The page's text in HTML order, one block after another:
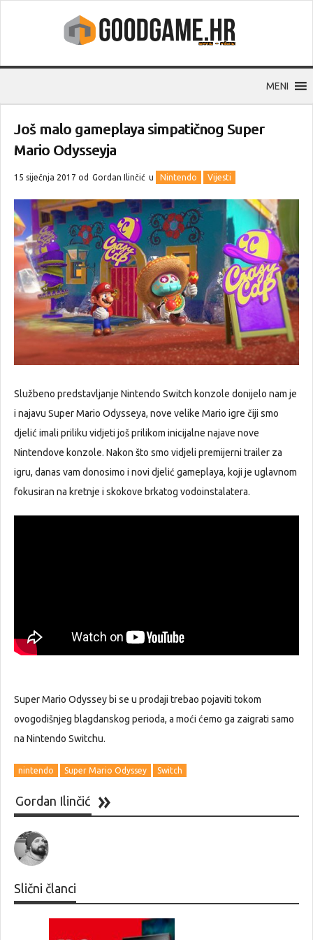
MENI
Još malo gameplaya simpatičnog Super
Mario Odysseyja
15 siječnja 2017 od Gordan Ilinčić u Nintendo Vijesti
Službeno predstavljanje Nintendo Switch konzole donijelo nam je
i najavu Super Mario Odysseya, nove velike Mario igre čiji smo
djelić imali priliku vidjeti još prilikom inicijalne najave nove
Nintendove konzole. Nakon što smo vidjeli premijerni trailer za
igru, danas vam donosimo i novi djelić gameplaya, koji je uglavnom
fokusiran na kretnje i skokove brkatog vodoinstalatera.
Super Mario Odyssey bi se u prodaji trebao pojaviti tokom
ovogodišnjeg blagdanskog perioda, a moći ćemo ga zaigrati samo
na Nintendo Switchu.
nintendo Super Mario Odyssey Switch
Gordan Ilinčić
Slični članci